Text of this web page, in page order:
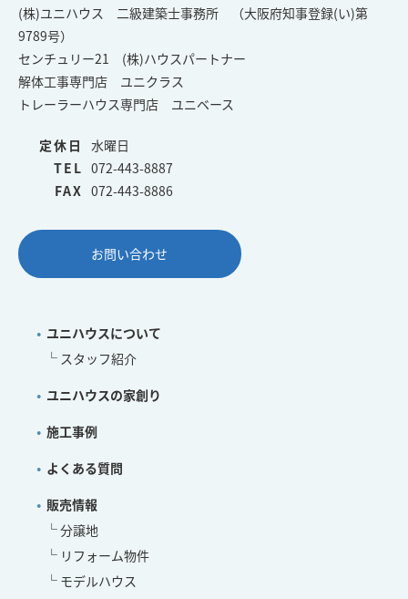
(株)ユニハウス 二級建築士事務所 （大阪府知事登録(い)第
9789号）
センチュリー21 (株)ハウスパートナー
解体工事専門店 ユニクラス
トレーラーハウス専門店 ユニベース
定休日
水曜日
TEL 072-443-8887
FAX 072-443-8886
お問い合わせ
ユニハウスについて
スタッフ紹介
ユニハウスの家創り
施工事例
よくある質問
販売情報
分譲地
リフォーム物件
モデルハウス